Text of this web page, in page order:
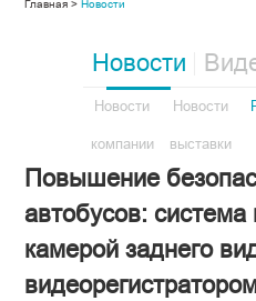
Главная > Новости
Новости
Новости
компании
Новости
выставки
Повышение
автобусов: система
камерой заднего